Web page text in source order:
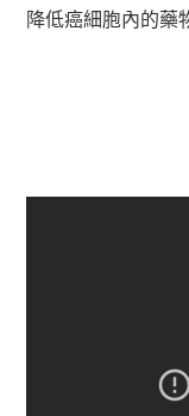
降低癌細胞內的藥